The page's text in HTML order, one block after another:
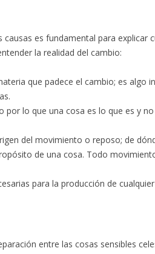
causas es fundamental para explicar
la realidad del cambio:
que padece el cambio; es algo
por lo que una cosa es lo que es y
del movimiento o reposo; de
de una cosa. Todo
para la producción de
entre las cosas sensibles